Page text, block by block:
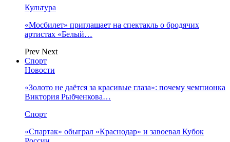
Культура
«Мосбилет» приглашает на спектакль о бродячих
артистах «Белый…
Prev Next
Спорт
Новости
«Золото не даётся за красивые глаза»: почему чемпионка
Виктория Рыбченкова…
Спорт
«Спартак» обыграл «Краснодар» и завоевал Кубок